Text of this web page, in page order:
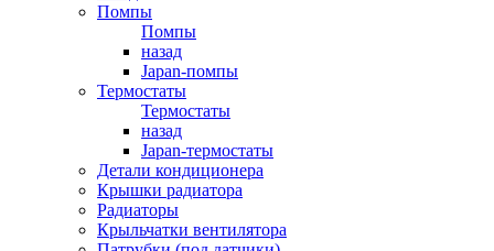
Помпы
Помпы
назад
Japan-помпы
Термостаты
Термостаты
назад
Japan-термостаты
Детали кондиционера
Крышки радиатора
Радиаторы
Крыльчатки вентилятора